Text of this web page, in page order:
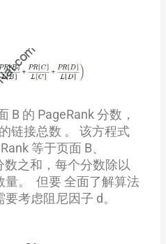
B 的 PageRank 分数，
链接总数 。 该方程式
等于页面 B、
数之和，每个分数除以
量。 但要 全面了解算法
要考虑阻尼因子 d。